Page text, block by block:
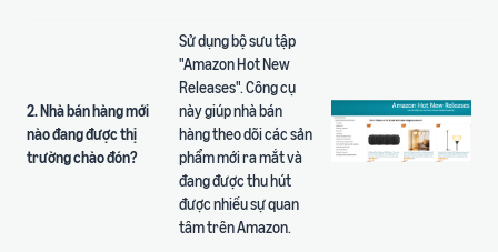
2. Nhà bán hàng mới
nào đang được thị
trường chào đón?
Sử dụng bộ sưu tập
"Amazon Hot New
Releases". Công cụ
này giúp nhà bán
hàng theo dõi các sản
phẩm mới ra mắt và
đang được thu hút
được nhiều sự quan
tâm trên Amazon.